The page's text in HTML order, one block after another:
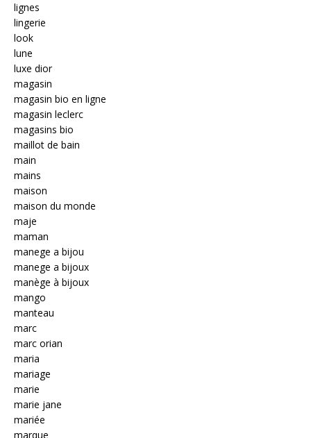
lignes
lingerie
look
lune
luxe dior
magasin
magasin bio en ligne
magasin leclerc
magasins bio
maillot de bain
main
mains
maison
maison du monde
maje
maman
manege a bijou
manege a bijoux
manège à bijoux
mango
manteau
marc
marc orian
maria
mariage
marie
marie jane
mariée
marque